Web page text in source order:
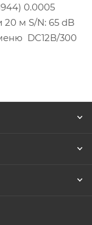
0.0005
м S/N: 65 dB
DC12В/300